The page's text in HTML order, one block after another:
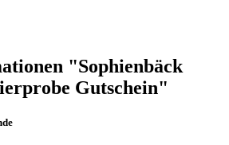
"Sophienbäck
Gutschein"